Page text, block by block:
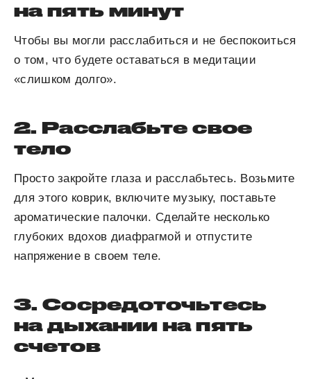
на пять минут
Чтобы вы могли расслабиться и не беспокоиться
о том, что будете оставаться в медитации
«слишком долго».
2. Расслабьте свое
тело
Просто закройте глаза и расслабьтесь. Возьмите
для этого коврик, включите музыку, поставьте
ароматические палочки. Сделайте несколько
глубоких вдохов диафрагмой и отпустите
напряжение в своем теле.
3. Сосредоточьтесь
на дыхании на пять
счетов